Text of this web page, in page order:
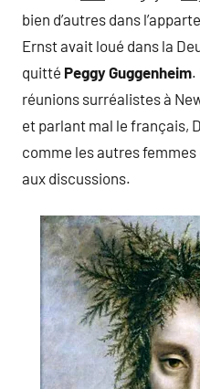
bien d’autres dans
Ernst avait loué dans la
quitté Peggy Guggenheim.
réunions surréalistes à
et parlant mal le français,
comme les autres femmes
aux discussions.